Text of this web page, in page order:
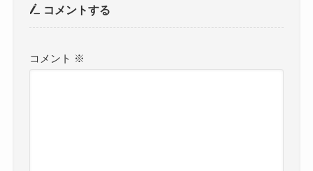
コメントする
コメント ※